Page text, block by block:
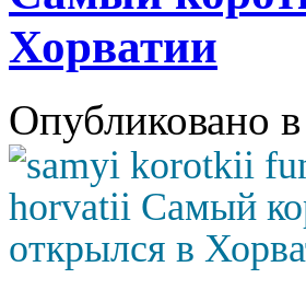
Хорватии
Опубликовано в